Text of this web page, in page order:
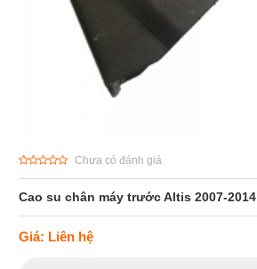
Chưa có đánh giá
Cao su chân máy trước Altis 2007-2014
Giá: Liên hệ